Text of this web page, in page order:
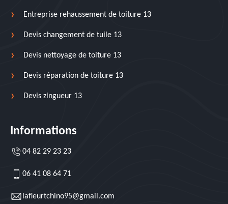
Entreprise rehaussement de toiture 13
Devis changement de tuile 13
Devis nettoyage de toiture 13
Devis réparation de toiture 13
Devis zingueur 13
Informations
04 82 29 23 23
06 41 08 64 71
lafleurtchino95@gmail.com